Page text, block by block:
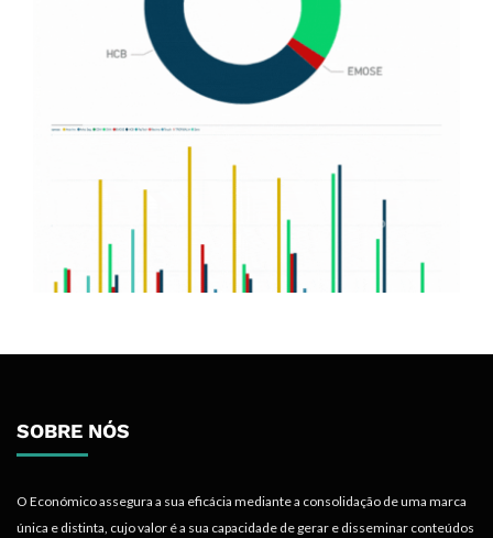
SOBRE NÓS
O Económico assegura a sua eficácia mediante a consolidação de uma marca
única e distinta, cujo valor é a sua capacidade de gerar e disseminar conteúdos